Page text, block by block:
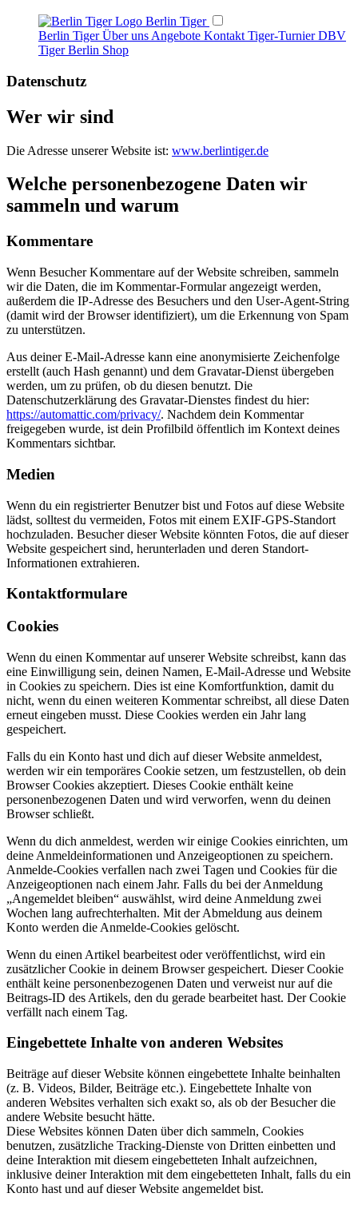
Berlin Tiger
Berlin Tiger Über uns Angebote Kontakt Tiger-Turnier DBV
Tiger Berlin Shop
Datenschutz
Wer wir sind
Die Adresse unserer Website ist: www.berlintiger.de
Welche personenbezogene Daten wir
sammeln und warum
Kommentare
Wenn Besucher Kommentare auf der Website schreiben, sammeln
wir die Daten, die im Kommentar-Formular angezeigt werden,
außerdem die IP-Adresse des Besuchers und den User-Agent-String
(damit wird der Browser identifiziert), um die Erkennung von Spam
zu unterstützen.
Aus deiner E-Mail-Adresse kann eine anonymisierte Zeichenfolge
erstellt (auch Hash genannt) und dem Gravatar-Dienst übergeben
werden, um zu prüfen, ob du diesen benutzt. Die
Datenschutzerklärung des Gravatar-Dienstes findest du hier:
https://automattic.com/privacy/. Nachdem dein Kommentar
freigegeben wurde, ist dein Profilbild öffentlich im Kontext deines
Kommentars sichtbar.
Medien
Wenn du ein registrierter Benutzer bist und Fotos auf diese Website
lädst, solltest du vermeiden, Fotos mit einem EXIF-GPS-Standort
hochzuladen. Besucher dieser Website könnten Fotos, die auf dieser
Website gespeichert sind, herunterladen und deren Standort-
Informationen extrahieren.
Kontaktformulare
Cookies
Wenn du einen Kommentar auf unserer Website schreibst, kann das
eine Einwilligung sein, deinen Namen, E-Mail-Adresse und Website
in Cookies zu speichern. Dies ist eine Komfortfunktion, damit du
nicht, wenn du einen weiteren Kommentar schreibst, all diese Daten
erneut eingeben musst. Diese Cookies werden ein Jahr lang
gespeichert.
Falls du ein Konto hast und dich auf dieser Website anmeldest,
werden wir ein temporäres Cookie setzen, um festzustellen, ob dein
Browser Cookies akzeptiert. Dieses Cookie enthält keine
personenbezogenen Daten und wird verworfen, wenn du deinen
Browser schließt.
Wenn du dich anmeldest, werden wir einige Cookies einrichten, um
deine Anmeldeinformationen und Anzeigeoptionen zu speichern.
Anmelde-Cookies verfallen nach zwei Tagen und Cookies für die
Anzeigeoptionen nach einem Jahr. Falls du bei der Anmeldung
„Angemeldet bleiben“ auswählst, wird deine Anmeldung zwei
Wochen lang aufrechterhalten. Mit der Abmeldung aus deinem
Konto werden die Anmelde-Cookies gelöscht.
Wenn du einen Artikel bearbeitest oder veröffentlichst, wird ein
zusätzlicher Cookie in deinem Browser gespeichert. Dieser Cookie
enthält keine personenbezogenen Daten und verweist nur auf die
Beitrags-ID des Artikels, den du gerade bearbeitet hast. Der Cookie
verfällt nach einem Tag.
Eingebettete Inhalte von anderen Websites
Beiträge auf dieser Website können eingebettete Inhalte beinhalten
(z. B. Videos, Bilder, Beiträge etc.). Eingebettete Inhalte von
anderen Websites verhalten sich exakt so, als ob der Besucher die
andere Website besucht hätte.
Diese Websites können Daten über dich sammeln, Cookies
benutzen, zusätzliche Tracking-Dienste von Dritten einbetten und
deine Interaktion mit diesem eingebetteten Inhalt aufzeichnen,
inklusive deiner Interaktion mit dem eingebetteten Inhalt, falls du ein
Konto hast und auf dieser Website angemeldet bist.